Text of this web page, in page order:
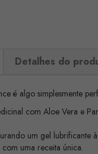
Detalhes do
é algo simplesmente
com Aloe Vera e
um gel lubrificante
uma receita única.